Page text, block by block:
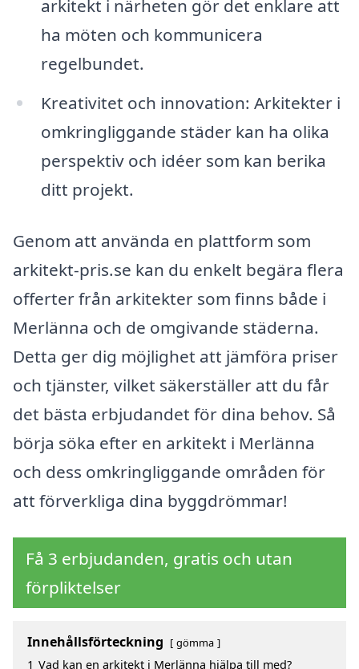
arkitekt i närheten gör det enklare att
ha möten och kommunicera
regelbundet.
Kreativitet och innovation: Arkitekter i
omkringliggande städer kan ha olika
perspektiv och idéer som kan berika
ditt projekt.
Genom att använda en plattform som
arkitekt-pris.se kan du enkelt begära flera
offerter från arkitekter som finns både i
Merlänna och de omgivande städerna.
Detta ger dig möjlighet att jämföra priser
och tjänster, vilket säkerställer att du får
det bästa erbjudandet för dina behov. Så
börja söka efter en arkitekt i Merlänna
och dess omkringliggande områden för
att förverkliga dina byggdrömmar!
Få 3 erbjudanden, gratis och utan
förpliktelser
Innehållsförteckning gömma
1 Vad kan en arkitekt i Merlänna hjälpa till med?